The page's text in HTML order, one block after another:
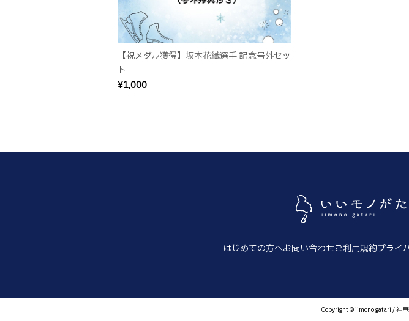
【祝メダル獲得】坂本花織選手 記念号外セッ
ト
¥1,000
はじめての方へお問い合わせご利用規約プライ
Copyright © iimono gatari / 神